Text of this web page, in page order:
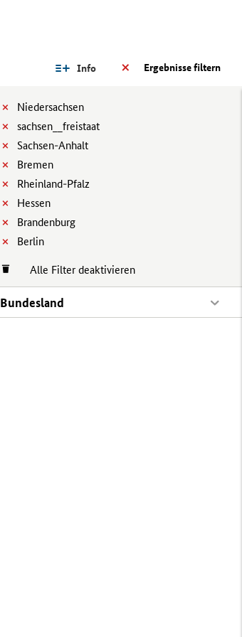
Ergebnisse filtern
Info
Niedersachsen
sachsen__freistaat
Sachsen-Anhalt
Bremen
Rheinland-Pfalz
Hessen
Brandenburg
Berlin
Alle Filter deaktivieren
Bundesland